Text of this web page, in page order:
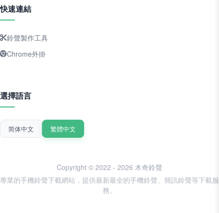
快速連結
鈴聲製作工具
Chrome外掛
選擇語言
简体中文 繁體中文
Copyright © 2022 - 2026 木奇鈴聲
專業的手機鈴聲下載網站，提供最新最全的手機鈴聲、簡訊鈴聲等下載服
務。